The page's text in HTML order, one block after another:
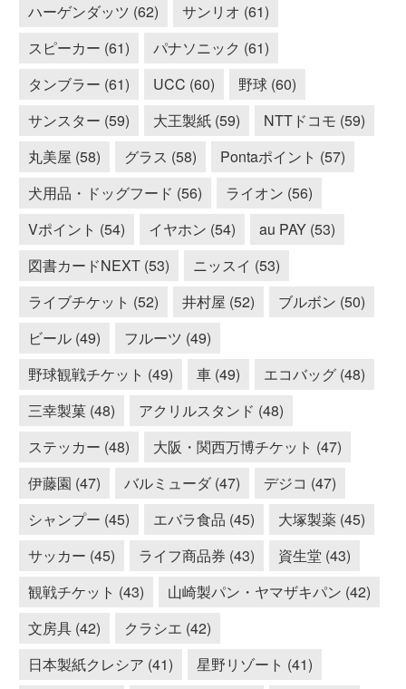
ハーゲンダッツ (62)
サンリオ (61)
スピーカー (61)
パナソニック (61)
タンブラー (61)
UCC (60)
野球 (60)
サンスター (59)
大王製紙 (59)
NTTドコモ (59)
丸美屋 (58)
グラス (58)
Pontaポイント (57)
犬用品・ドッグフード (56)
ライオン (56)
Vポイント (54)
イヤホン (54)
au PAY (53)
図書カードNEXT (53)
ニッスイ (53)
ライブチケット (52)
井村屋 (52)
ブルボン (50)
ビール (49)
フルーツ (49)
野球観戦チケット (49)
車 (49)
エコバッグ (48)
三幸製菓 (48)
アクリルスタンド (48)
ステッカー (48)
大阪・関西万博チケット (47)
伊藤園 (47)
バルミューダ (47)
デジコ (47)
シャンプー (45)
エバラ食品 (45)
大塚製薬 (45)
サッカー (45)
ライフ商品券 (43)
資生堂 (43)
観戦チケット (43)
山崎製パン・ヤマザキパン (42)
文房具 (42)
クラシエ (42)
日本製紙クレシア (41)
星野リゾート (41)